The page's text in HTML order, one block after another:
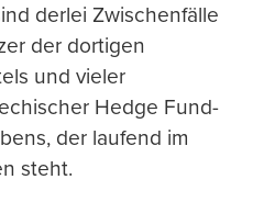
derlei Zwischenfälle
der dortigen
und vieler
Hedge Fund-
der laufend im
steht.